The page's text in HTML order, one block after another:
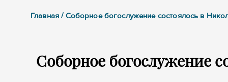
Главная / Соборное богослужение состоялось в
Соборное богослужение